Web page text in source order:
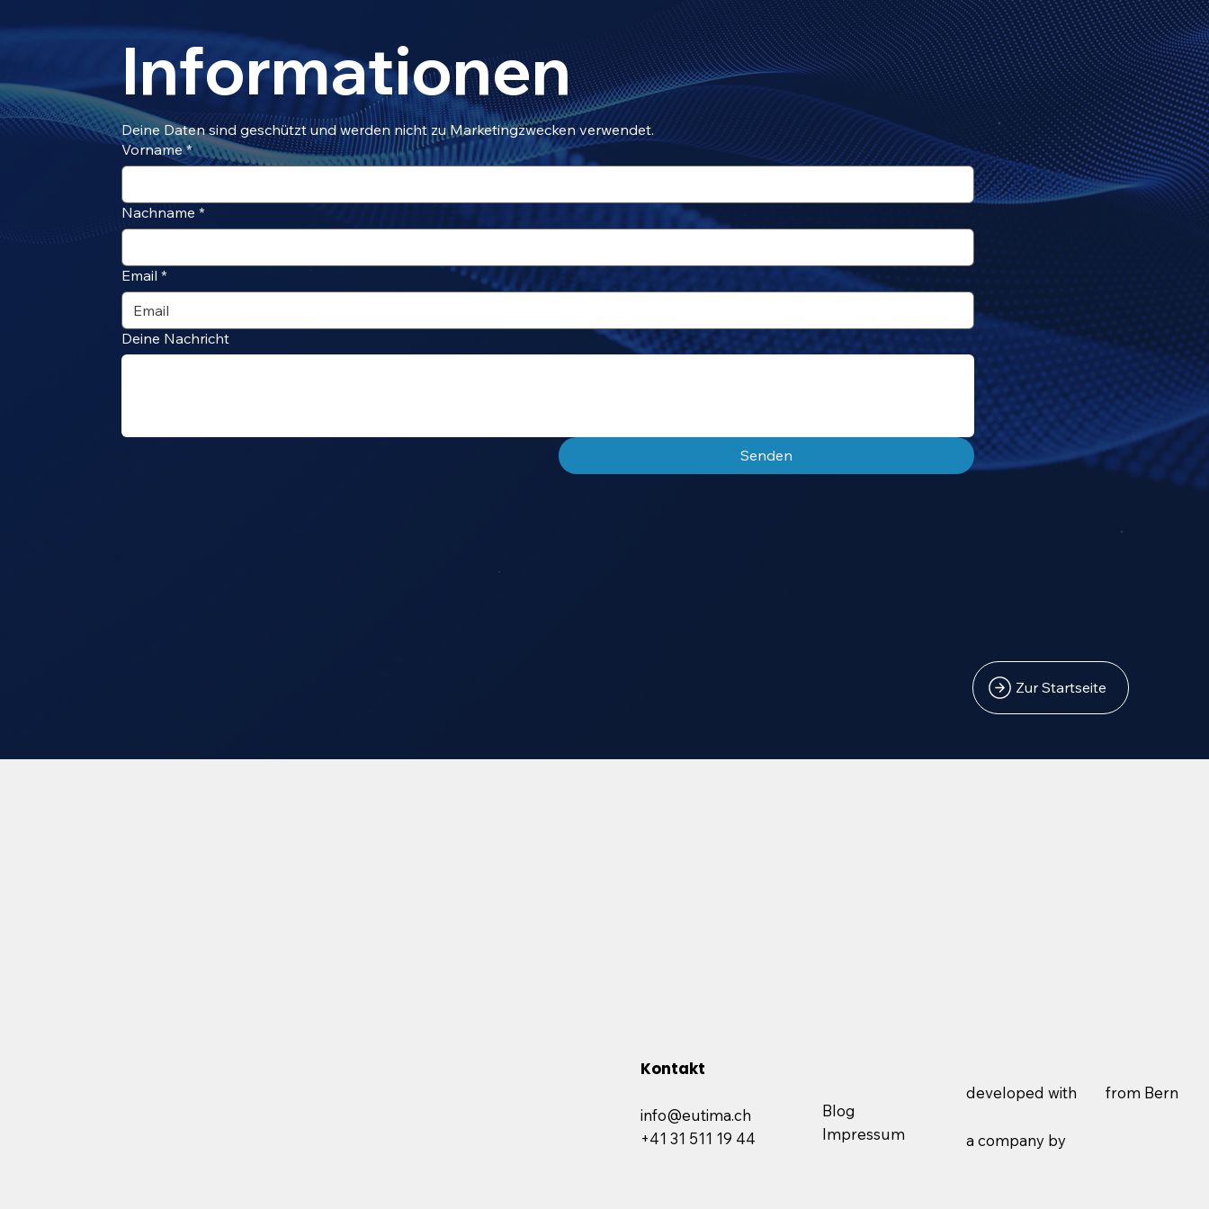
Informationen
Deine Daten sind geschützt und werden nicht zu Marketingzwecken verwendet.
Vorname *
Nachname *
Email *
Deine Nachricht
Senden
Zur Startseite
Kontakt
info@eutima.ch
+41 31 511 19 44
Blog
Impressum
developed with from Bern
a company by